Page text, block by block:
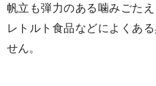
帆立も弾力のある噛みごた
レトルト食品などによくあ
せん。